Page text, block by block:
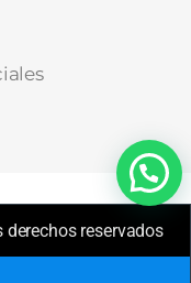
reservados